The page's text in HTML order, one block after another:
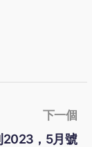
下一個
2023，5月號